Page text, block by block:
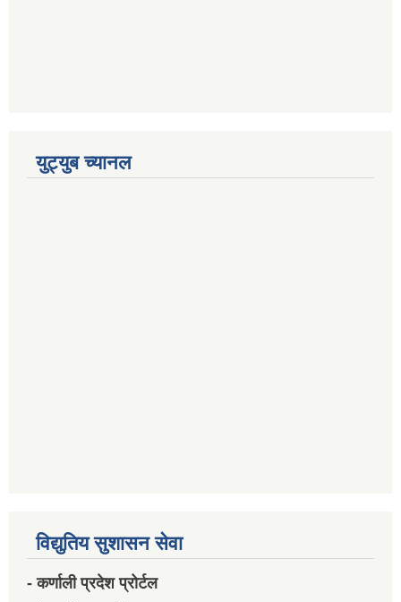
युट्युब च्यानल
विद्युतिय सुशासन सेवा
- कर्णाली प्रदेश प्रोर्टल